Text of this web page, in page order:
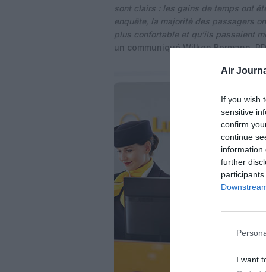
Air
If you wish
sensitive
confirm
continue
information
further
I want
sont clairs : les gains de temps ont
enquête, la majorité des passagers
plus confortable et qu’ils passaient
un communiqué Wilken Bormann,